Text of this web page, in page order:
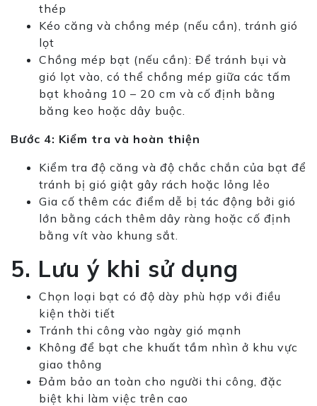
thép
Kéo căng và chồng mép (nếu cần), tránh gió
lọt
Chồng mép bạt (nếu cần): Để tránh bụi và
gió lọt vào, có thể chồng mép giữa các tấm
bạt khoảng 10 – 20 cm và cố định bằng
băng keo hoặc dây buộc.
Bước 4: Kiểm tra và hoàn thiện
Kiểm tra độ căng và độ chắc chắn của bạt để
tránh bị gió giật gây rách hoặc lỏng lẻo
Gia cố thêm các điểm dễ bị tác động bởi gió
lớn bằng cách thêm dây ràng hoặc cố định
bằng vít vào khung sắt.
5. Lưu ý khi sử dụng
Chọn loại bạt có độ dày phù hợp với điều
kiện thời tiết
Tránh thi công vào ngày gió mạnh
Không để bạt che khuất tầm nhìn ở khu vực
giao thông
Đảm bảo an toàn cho người thi công, đặc
biệt khi làm việc trên cao